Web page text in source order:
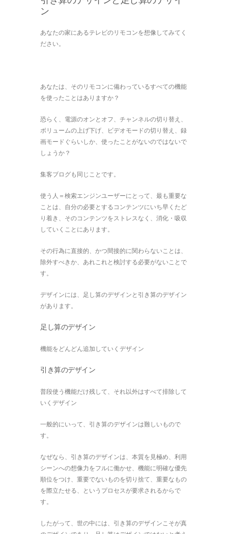
ン
あなたの家にあるテレビのリモコンを想像してみてく
ださい。
あなたは、そのリモコンに備わっているすべての機能
を使ったことはありますか？
恐らく、電源のオンとオフ、チャンネルの切り替え、
ボリュームの上げ下げ、ビデオモードの切り替え、録
画モードぐらいしか、使ったことがないのではないで
しょうか？
集客ブログも同じことです。
使う人＝検索エンジンユーザーにとって、最も重要な
ことは、自分の必要とするコンテンツにいち早くたど
り着き、そのコンテンツをストレスなく、消化・吸収
していくことにあります。
その行為に直接的、かつ間接的に関わらないことは、
除外すべきか、あれこれと検討する必要がないことで
す。
デザインには、足し算のデザインと引き算のデザイン
があります。
足し算のデザイン
機能をどんどん追加していくデザイン
引き算のデザイン
普段使う機能だけ残して、それ以外はすべて排除して
いくデザイン
一般的にいって、引き算のデザインは難しいもので
す。
なぜなら、引き算のデザインは、本質を見極め、利用
シーンへの想像力をフルに働かせ、機能に明確な優先
順位をつけ、重要でないものを切り捨て、重要なもの
を際立たせる、というプロセスが要求されるからで
す。
したがって、世の中には、引き算のデザインこそが真